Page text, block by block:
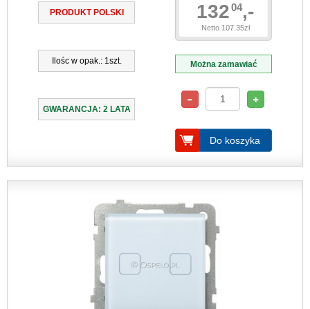
PRODUKT POLSKI
Ilośc w opak.: 1szt.
GWARANCJA: 2 LATA
13204,-
Netto 107.35zł
Można zamawiać
Do koszyka